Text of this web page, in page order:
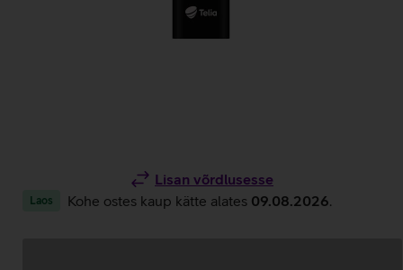
Lisan võrdlusesse
Laos Kohe ostes kaup kätte alates 09.08.2026